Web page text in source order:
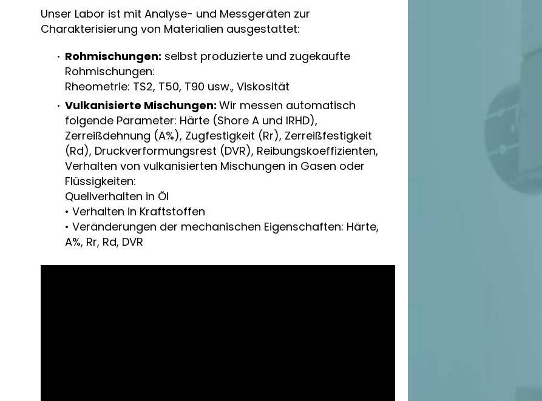
Unser Labor ist mit Analyse- und Messgeräten zur
Charakterisierung von Materialien ausgestattet:
Rohmischungen: selbst produzierte und zugekaufte
Rohmischungen:
Rheometrie: TS2, T50, T90 usw., Viskosität
Vulkanisierte Mischungen:Wir messen automatisch
folgende Parameter: Härte (Shore A und IRHD),
Zerreißdehnung (A%), Zugfestigkeit (Rr), Zerreißfestigkeit
(Rd), Druckverformungsrest (DVR), Reibungskoeffizienten,
Verhalten von vulkanisierten Mischungen in Gasen oder
Flüssigkeiten:
Quellverhalten in Öl
• Verhalten in Kraftstoffen
• Veränderungen der mechanischen Eigenschaften: Härte,
A%, Rr, Rd, DVR